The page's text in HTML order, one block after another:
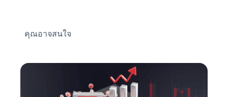
คุณอาจสนใจ